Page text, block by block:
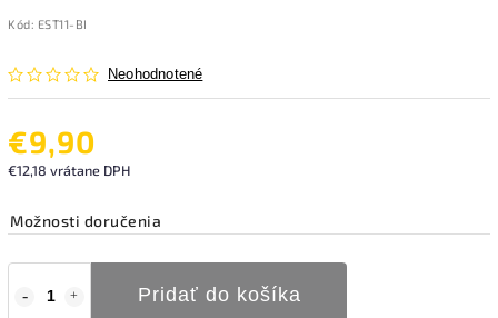
Kód: EST11-BI
Neohodnotené
€9,90
€12,18 vrátane DPH
Možnosti doručenia
Pridať do košíka